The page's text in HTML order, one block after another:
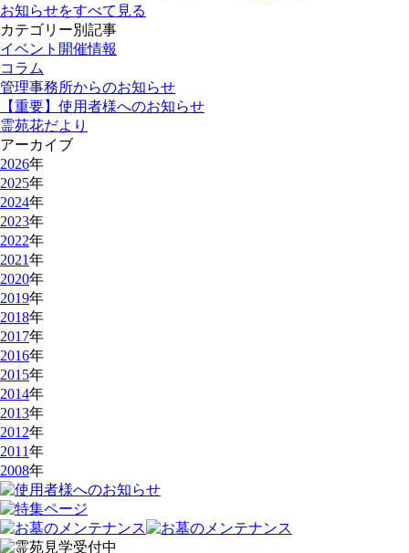
お知らせをすべて見る
カテゴリー別記事
イベント開催情報
コラム
管理事務所からのお知らせ
【重要】使用者様へのお知らせ
霊苑花だより
アーカイブ
2026年
2025年
2024年
2023年
2022年
2021年
2020年
2019年
2018年
2017年
2016年
2015年
2014年
2013年
2012年
2011年
2008年